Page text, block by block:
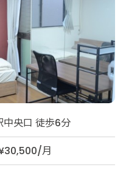
中央口 徒歩6分
月